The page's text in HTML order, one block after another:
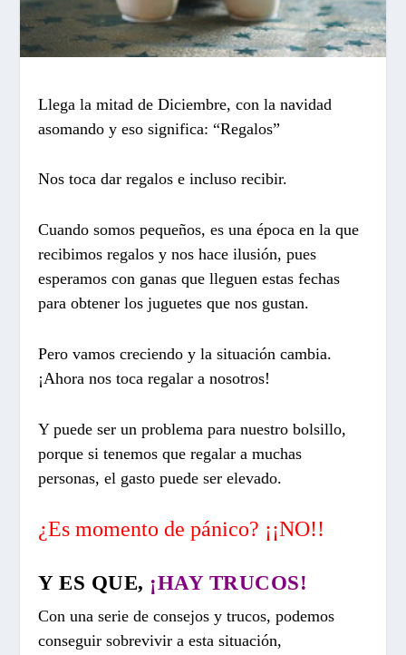
Llega la mitad de Diciembre, con la navidad
asomando y eso significa: “Regalos”
Nos toca dar regalos e incluso recibir.
Cuando somos pequeños, es una época en la que
recibimos regalos y nos hace ilusión, pues
esperamos con ganas que lleguen estas fechas
para obtener los juguetes que nos gustan.
Pero vamos creciendo y la situación cambia.
¡Ahora nos toca regalar a nosotros!
Y puede ser un problema para nuestro bolsillo,
porque si tenemos que regalar a muchas
personas, el gasto puede ser elevado.
¿Es momento de pánico? ¡¡NO!!
Y ES QUE, ¡HAY TRUCOS!
Con una serie de consejos y trucos, podemos
conseguir sobrevivir a esta situación,